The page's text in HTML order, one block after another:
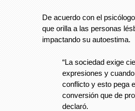
De acuerdo con el
que orilla a las personas
impactando su autoestima.
“La sociedad exige
expresiones y
conflicto y esto pega
conversión que de
declaró.